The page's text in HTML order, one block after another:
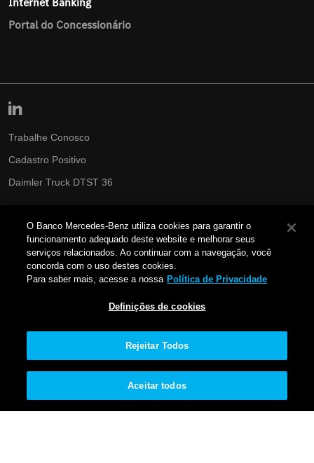
Portal do Concessionário
Trabalhe Conosco
Cadastro Positivo
Daimler Truck DTST 36
Política de Cookies
Portabilidade
Política de Segurança Cibernética
Privacidade e Proteção de Dados
Segurança da Informação
O Banco Mercedes-Benz utiliza cookies para garantir o
funcionamento adequado deste website e melhorar seus
serviços relacionados. Ao continuar com a navegação, você
concorda com o uso destes cookies.
Para saber mais, acesse a nossa Política de Privacidade
Definições de cookies
Rejeitar Todos
Aceitar todos